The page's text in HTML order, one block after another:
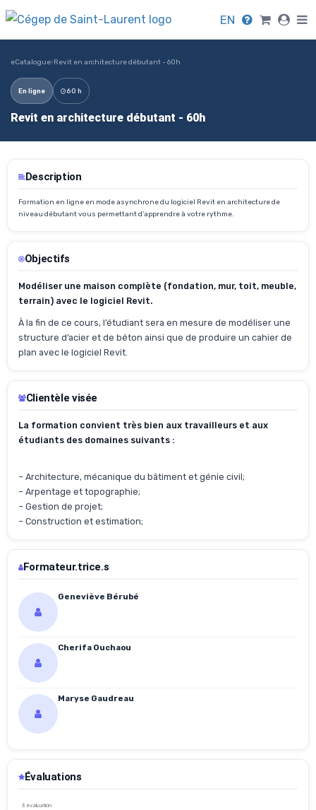
EN
eCatalogue›Revit en architecture débutant - 60h
En ligne 60 h
Revit en architecture débutant - 60h
Description
Formation en ligne en mode asynchrone du logiciel Revit en architecture de
niveau débutant vous permettant d’apprendre à votre rythme.
Objectifs
Modéliser une maison complète (fondation, mur, toit, meuble,
terrain) avec le logiciel Revit.
À la fin de ce cours, l’étudiant sera en mesure de modéliser une
structure d’acier et de béton ainsi que de produire un cahier de
plan avec le logiciel Revit.
Clientèle visée
La formation convient très bien aux travailleurs et aux
étudiants des domaines suivants :
– Architecture, mécanique du bâtiment et génie civil;
– Arpentage et topographie;
– Gestion de projet;
– Construction et estimation;
Formateur.trice.s
Geneviève Bérubé
Cherifa Ouchaou
Maryse Gaudreau
Évaluations
3 évaluation